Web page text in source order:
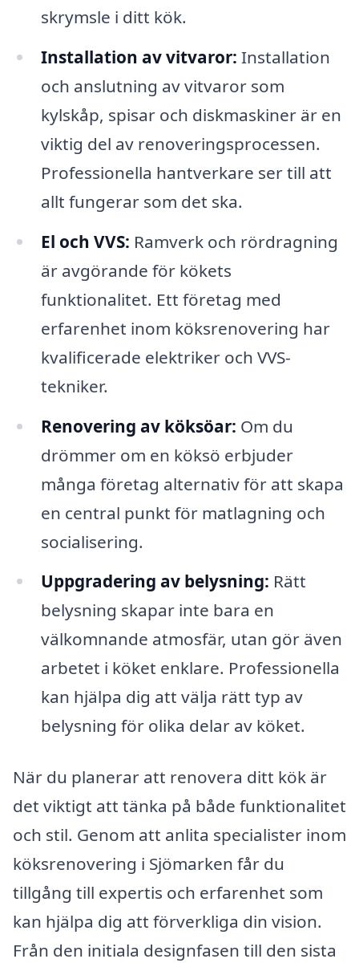
skrymsle i ditt kök.
Installation av vitvaror: Installation
och anslutning av vitvaror som
kylskåp, spisar och diskmaskiner är en
viktig del av renoveringsprocessen.
Professionella hantverkare ser till att
allt fungerar som det ska.
El och VVS: Ramverk och rördragning
är avgörande för kökets
funktionalitet. Ett företag med
erfarenhet inom köksrenovering har
kvalificerade elektriker och VVS-
tekniker.
Renovering av köksöar: Om du
drömmer om en köksö erbjuder
många företag alternativ för att skapa
en central punkt för matlagning och
socialisering.
Uppgradering av belysning: Rätt
belysning skapar inte bara en
välkomnande atmosfär, utan gör även
arbetet i köket enklare. Professionella
kan hjälpa dig att välja rätt typ av
belysning för olika delar av köket.
När du planerar att renovera ditt kök är
det viktigt att tänka på både funktionalitet
och stil. Genom att anlita specialister inom
köksrenovering i Sjömarken får du
tillgång till expertis och erfarenhet som
kan hjälpa dig att förverkliga din vision.
Från den initiala designfasen till den sista